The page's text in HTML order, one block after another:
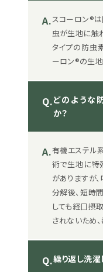
A.スコーロン®
虫が生地に触
タイプの防虫
ーロン®の生地
Q.どのような
か？
A.有機エステル
術で生地に特
がありますが
分解後、短時
しても経口摂
されないため
Q.繰り返し洗